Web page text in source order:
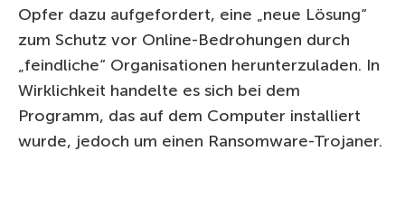
Opfer dazu aufgefordert, eine „neue Lösung“
zum Schutz vor Online-Bedrohungen durch
„feindliche“ Organisationen herunterzuladen. In
Wirklichkeit handelte es sich bei dem
Programm, das auf dem Computer installiert
wurde, jedoch um einen Ransomware-Trojaner.